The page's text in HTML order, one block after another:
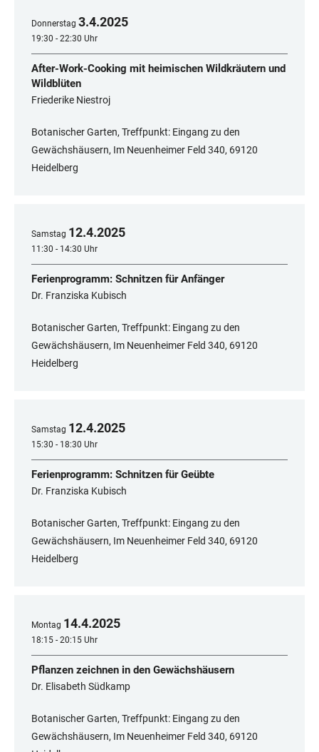
Donnerstag 3.4.2025
19:30 - 22:30 Uhr
After-Work-Cooking mit heimischen Wildkräutern und
Wildblüten
Friederike Niestroj
Botanischer Garten, Treffpunkt: Eingang zu den
Gewächshäusern, Im Neuenheimer Feld 340, 69120
Heidelberg
Samstag 12.4.2025
11:30 - 14:30 Uhr
Ferienprogramm: Schnitzen für Anfänger
Dr. Franziska Kubisch
Botanischer Garten, Treffpunkt: Eingang zu den
Gewächshäusern, Im Neuenheimer Feld 340, 69120
Heidelberg
Samstag 12.4.2025
15:30 - 18:30 Uhr
Ferienprogramm: Schnitzen für Geübte
Dr. Franziska Kubisch
Botanischer Garten, Treffpunkt: Eingang zu den
Gewächshäusern, Im Neuenheimer Feld 340, 69120
Heidelberg
Montag 14.4.2025
18:15 - 20:15 Uhr
Pflanzen zeichnen in den Gewächshäusern
Dr. Elisabeth Südkamp
Botanischer Garten, Treffpunkt: Eingang zu den
Gewächshäusern, Im Neuenheimer Feld 340, 69120